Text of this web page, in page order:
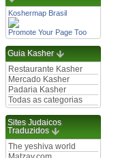
Koshermap Brasil
Promote Your Page Too
Guia Kasher
Restaurante Kasher
Mercado Kasher
Padaria Kasher
Todas as categorias
Sites Judaicos
Traduzidos
The yeshiva world